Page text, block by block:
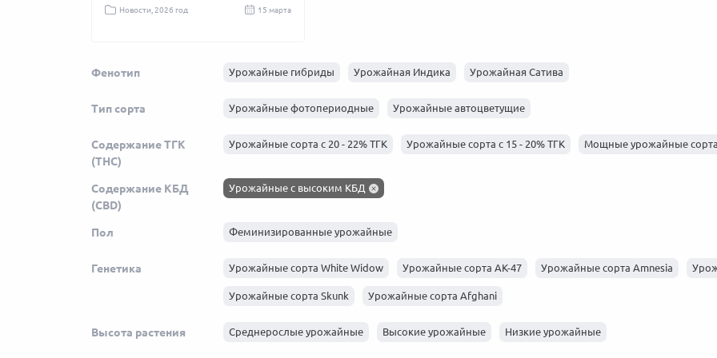
Новости, 2026 год 15 марта
Фенотип Урожайные гибриды Урожайная Индика Урожайная Сатива
Тип сорта Урожайные фотопериодные Урожайные автоцветущие
Содержание ТГК
(THC)
Урожайные сорта с 20 - 22% ТГК Урожайные сорта с 15 - 20% ТГК Мощные урожайные сорта
Содержание КБД
(CBD)
Урожайные с высоким КБД
Пол Феминизированные урожайные
Генетика Урожайные сорта White Widow Урожайные сорта АК-47 Урожайные сорта Amnesia
Урожайные сорта Skunk Урожайные сорта Afghani
Высота растения Среднерослые урожайные Высокие урожайные Низкие урожайные